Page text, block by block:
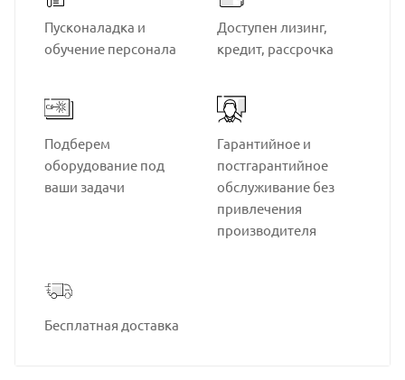
Пусконаладка и
обучение персонала
Доступен лизинг,
кредит, рассрочка
Подберем
оборудование под
ваши задачи
Гарантийное и
постгарантийное
обслуживание без
привлечения
производителя
Бесплатная доставка